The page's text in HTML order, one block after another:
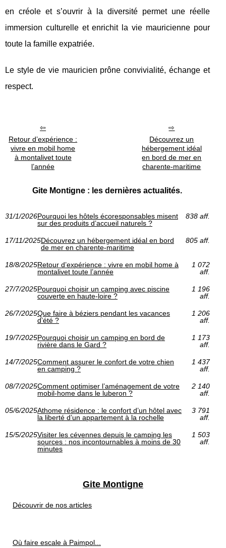
en créole et s’ouvrir à la diversité permet une réelle
immersion culturelle et enrichit la vie mauricienne pour
toute la famille expatriée.
Le style de vie mauricien prône convivialité, échange et
respect.
Retour d’expérience :
vivre en mobil home
à montalivet toute
l’année
Découvrez un
hébergement idéal
en bord de mer en
charente-maritime
Gite Montigne : les dernières actualités.
31/1/2026Pourquoi les hôtels écoresponsables misent
sur des produits d’accueil naturels ?
838 aff.
17/11/2025Découvrez un hébergement idéal en bord
de mer en charente-maritime
805 aff.
18/8/2025Retour d’expérience : vivre en mobil home à
montalivet toute l’année
1 072
aff.
27/7/2025Pourquoi choisir un camping avec piscine
couverte en haute-loire ?
1 196
aff.
26/7/2025Que faire à béziers pendant les vacances
d’été ?
1 206
aff.
19/7/2025Pourquoi choisir un camping en bord de
rivière dans le Gard ?
1 173
aff.
14/7/2025Comment assurer le confort de votre chien
en camping ?
1 437
aff.
08/7/2025Comment optimiser l’aménagement de votre
mobil-home dans le luberon ?
2 140
aff.
05/6/2025Athome résidence : le confort d’un hôtel avec
la liberté d’un appartement à la rochelle
3 791
aff.
15/5/2025Visiter les cévennes depuis le camping les
sources : nos incontournables à moins de 30
minutes
1 503
aff.
Gite Montigne
Découvrir de nos articles
Où faire escale à Paimpol...